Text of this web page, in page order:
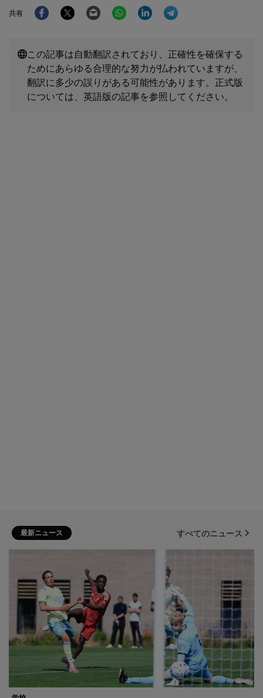
共有
FacebookTwitter Email WhatsAppLinkedIn
この記事は自動翻訳されており、正確性を確保する
ためにあらゆる合理的な努力が払われていますが、
翻訳に多少の誤りがある可能性があります。正式版
については、英語版の記事を参照してください。
最新ニュース すべてのニュース